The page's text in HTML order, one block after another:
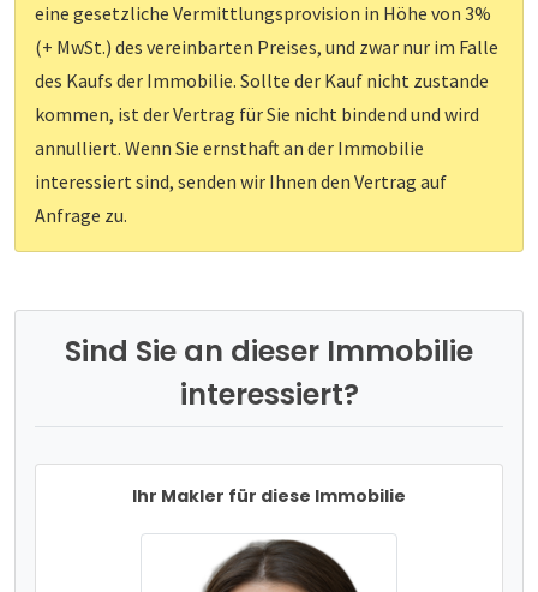
eine gesetzliche Vermittlungsprovision in Höhe von 3%
(+ MwSt.) des vereinbarten Preises, und zwar nur im Falle
des Kaufs der Immobilie. Sollte der Kauf nicht zustande
kommen, ist der Vertrag für Sie nicht bindend und wird
annulliert. Wenn Sie ernsthaft an der Immobilie
interessiert sind, senden wir Ihnen den Vertrag auf
Anfrage zu.
Sind Sie an dieser Immobilie
interessiert?
Ihr Makler für diese Immobilie